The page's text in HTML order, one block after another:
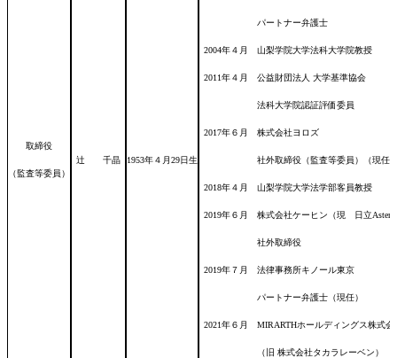
取締役
（監査等委員）
辻 千晶 1953年４月29日生
パートナー弁護士
2004年４月 山梨学院大学法科大学院教授
2011年４月 公益財団法人 大学基準協会
法科大学院認証評価委員
2017年６月 株式会社ヨロズ
社外取締役（監査等委員）（現任
2018年４月 山梨学院大学法学部客員教授
2019年６月 株式会社ケーヒン（現 日立
社外取締役
2019年７月 法律事務所キノール東京
パートナー弁護士（現任）
2021年６月 MIRARTHホールディングス株式会
（旧 株式会社タカラレーベン）